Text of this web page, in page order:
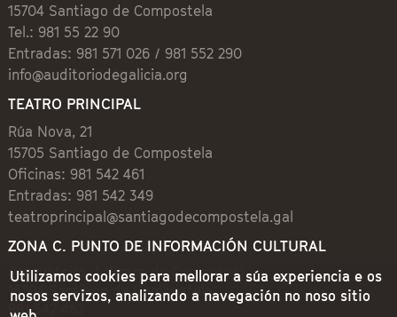
15704 Santiago de Compostela
Tel.: 981 55 22 90
Entradas: 981 571 026 / 981 552 290
info@auditoriodegalicia.org
TEATRO PRINCIPAL
Rúa Nova, 21
15705 Santiago de Compostela
Oficinas: 981 542 461
Entradas: 981 542 349
teatroprincipal@santiagodecompostela.gal
ZONA C. PUNTO DE INFORMACIÓN CULTURAL
Preguntoiro, 1 (Praza de Cervantes)
15704 Santiago de Compostela
981 542 462
Utilizamos cookies para mellorar a súa experiencia e os
nosos servizos, analizando a navegación no noso sitio